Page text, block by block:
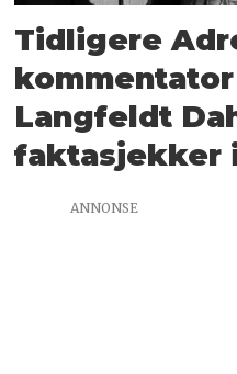
Tidligere
Langfeldt
faktasjekker
ANNONSE